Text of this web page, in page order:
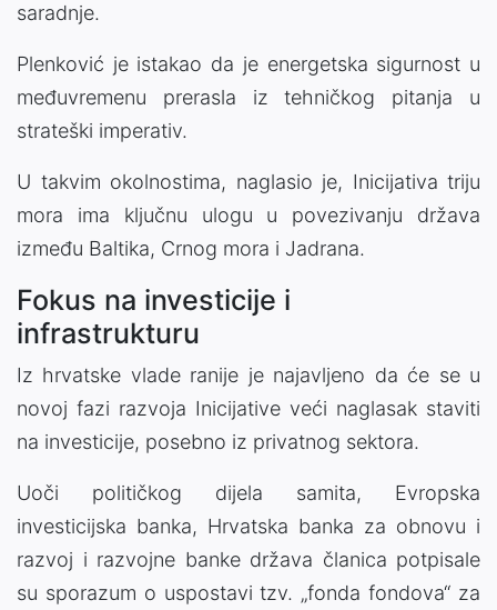
saradnje.
Plenković je istakao da je energetska sigurnost u
međuvremenu prerasla iz tehničkog pitanja u
strateški imperativ.
U takvim okolnostima, naglasio je, Inicijativa triju
mora ima ključnu ulogu u povezivanju država
između Baltika, Crnog mora i Jadrana.
Fokus na investicije i
infrastrukturu
Iz hrvatske vlade ranije je najavljeno da će se u
novoj fazi razvoja Inicijative veći naglasak staviti
na investicije, posebno iz privatnog sektora.
Uoči političkog dijela samita, Evropska
investicijska banka, Hrvatska banka za obnovu i
razvoj i razvojne banke država članica potpisale
su sporazum o uspostavi tzv. „fonda fondova“ za